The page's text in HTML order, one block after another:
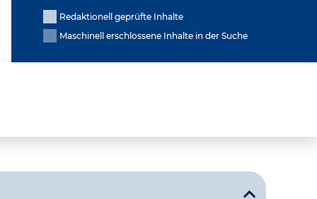
Redaktionell geprüfte Inhalte
Maschinell erschlossene Inhalte in der Suche